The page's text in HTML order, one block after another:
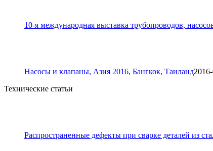
10-я международная выставка трубопроводов,
Насосы и клапаны, Азия 2016, Бангкок, Таиланд
Технические статьи
Распространенные дефекты при сварке деталей из